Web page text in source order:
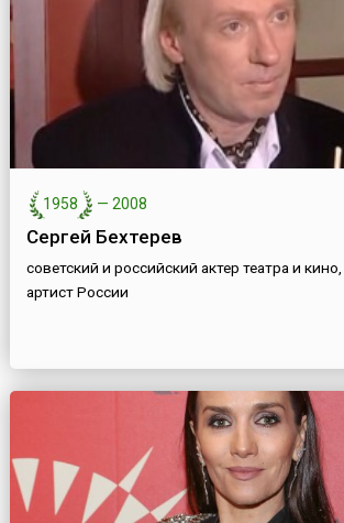
1958 — 2008
Сергей Бехтерев
советский и российский актер театра и
артист России